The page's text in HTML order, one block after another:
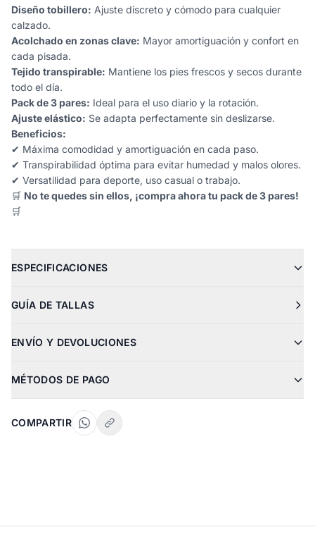
Diseño tobillero: Ajuste discreto y cómodo para cualquier
calzado.
Acolchado en zonas clave: Mayor amortiguación y confort en
cada pisada.
Tejido transpirable: Mantiene los pies frescos y secos durante
todo el día.
Pack de 3 pares: Ideal para el uso diario y la rotación.
Ajuste elástico: Se adapta perfectamente sin deslizarse.
Beneficios:
✔ Máxima comodidad y amortiguación en cada paso.
✔ Transpirabilidad óptima para evitar humedad y malos olores.
✔ Versatilidad para deporte, uso casual o trabajo.
🛒 No te quedes sin ellos, ¡compra ahora tu pack de 3 pares!
🛒
ESPECIFICACIONES
GUÍA DE TALLAS
ENVÍO Y DEVOLUCIONES
MÉTODOS DE PAGO
COMPARTIR